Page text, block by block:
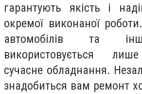
гарантують якість і
окремої виконаної
автомобілів та
використовується
сучасне обладнання.
знадобиться вам ремонт